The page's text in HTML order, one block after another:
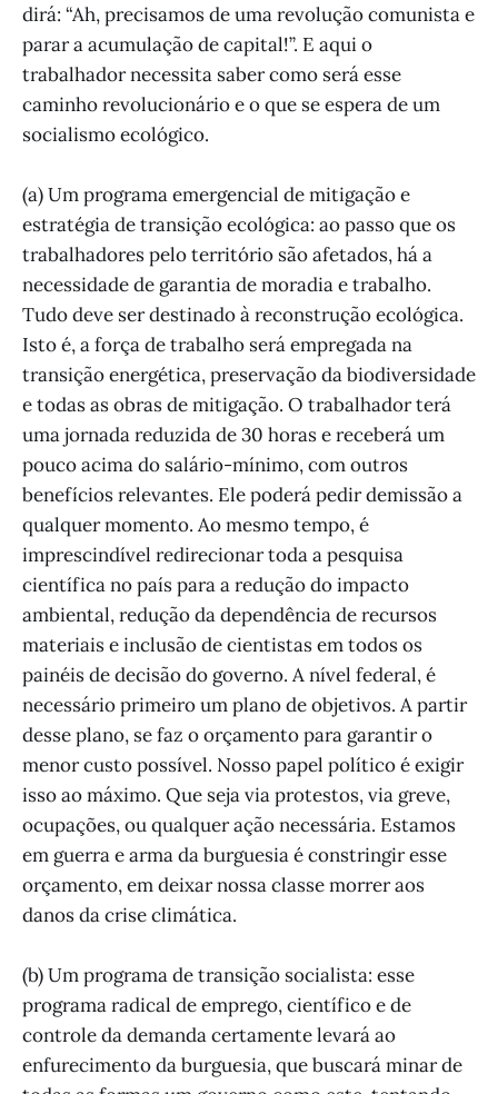
dirá: “Ah, precisamos de uma revolução comunista e
parar a acumulação de capital!”. E aqui o
trabalhador necessita saber como será esse
caminho revolucionário e o que se espera de um
socialismo ecológico.
(a) Um programa emergencial de mitigação e
estratégia de transição ecológica: ao passo que os
trabalhadores pelo território são afetados, há a
necessidade de garantia de moradia e trabalho.
Tudo deve ser destinado à reconstrução ecológica.
Isto é, a força de trabalho será empregada na
transição energética, preservação da biodiversidade
e todas as obras de mitigação. O trabalhador terá
uma jornada reduzida de 30 horas e receberá um
pouco acima do salário-mínimo, com outros
benefícios relevantes. Ele poderá pedir demissão a
qualquer momento. Ao mesmo tempo, é
imprescindível redirecionar toda a pesquisa
científica no país para a redução do impacto
ambiental, redução da dependência de recursos
materiais e inclusão de cientistas em todos os
painéis de decisão do governo. A nível federal, é
necessário primeiro um plano de objetivos. A partir
desse plano, se faz o orçamento para garantir o
menor custo possível. Nosso papel político é exigir
isso ao máximo. Que seja via protestos, via greve,
ocupações, ou qualquer ação necessária. Estamos
em guerra e arma da burguesia é constringir esse
orçamento, em deixar nossa classe morrer aos
danos da crise climática.
(b) Um programa de transição socialista: esse
programa radical de emprego, científico e de
controle da demanda certamente levará ao
enfurecimento da burguesia, que buscará minar de